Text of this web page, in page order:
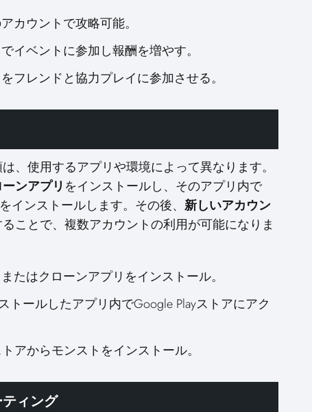
カウントで攻略可能。
イベントに参加し報酬を増やす。
フレンドと協力プレイに参加させる。
、使用するアプリや環境によって異なります。
ンアプリ をインストールし、そのアプリ内で
インストールします。その後、 新しいアカウン
ことで、複数アカウントの利用が可能になりま
たはクローンアプリをインストール。
トールしたアプリ内でGoogle Playストアにアク
アからモンストをインストール。
ィング